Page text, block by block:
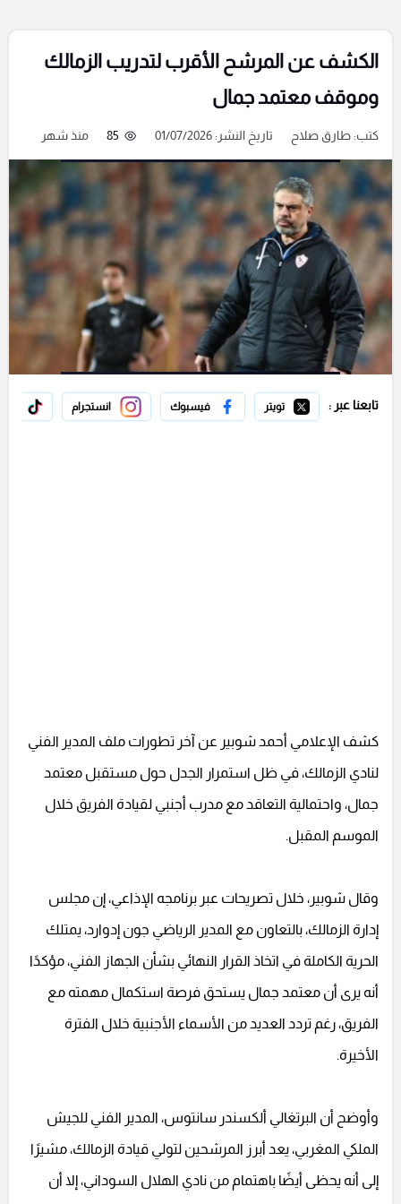
الكشف عن المرشح الأقرب لتدريب الزمالك
وموقف معتمد جمال
كتب:طارق صلاح تاريخ النشر: 01/07/2026 85 منذ شهر
تابعنا عبر : تويتر فيسبوك انستجرام
كشف الإعلامي أحمد شوبير عن آخر تطورات ملف المدير الفني
لنادي الزمالك، في ظل استمرار الجدل حول مستقبل معتمد
جمال، واحتمالية التعاقد مع مدرب أجنبي لقيادة الفريق خلال
الموسم المقبل.
وقال شوبير، خلال تصريحات عبر برنامجه الإذاعي، إن مجلس
إدارة الزمالك، بالتعاون مع المدير الرياضي جون إدوارد، يمتلك
الحرية الكاملة في اتخاذ القرار النهائي بشأن الجهاز الفني، مؤكدًا
أنه يرى أن معتمد جمال يستحق فرصة استكمال مهمته مع
الفريق، رغم تردد العديد من الأسماء الأجنبية خلال الفترة
الأخيرة.
وأوضح أن البرتغالي ألكسندر سانتوس، المدير الفني للجيش
الملكي المغربي، يعد أبرز المرشحين لتولي قيادة الزمالك، مشيرًا
إلى أنه يحظى أيضًا باهتمام من نادي الهلال السوداني، إلا أن